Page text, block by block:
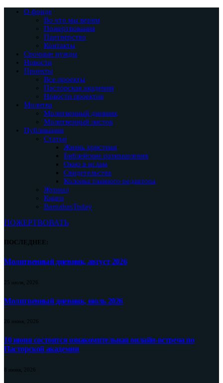
О фонде
Во что мы верим
Пожертвования
Партнерство
Контакты
Срочные нужды
Новости
Проекты
Все проекты
Пасторская академия
Новости проектов
Молитва
Молитвенный дневник
Молитвенный листок
Публикации
Статьи
Жизнь христиан
Библейские размышления
Окно в ислам
Свидетельства
Колонка главного редактора
Журнал
Книги
BarnabasToday
ПОЖЕРТВОВАТЬ
ПОСЛЕДНЕЕ:
Молитвенный дневник, август 2026
25 июля, 2026
Молитвенный дневник, июль 2026
26 июня, 2026
10 июня состоится ознакомительная онлайн-встреча по
Пасторской академии
8 июня, 2026